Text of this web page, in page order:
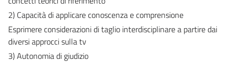
2) Capacità di applicare conoscenza e comprensione
Esprimere considerazioni di taglio interdisciplinare a partire dai
diversi approcci sulla tv
3) Autonomia di giudizio